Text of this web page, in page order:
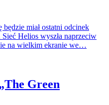
miał ostatni odcinek
Helios wyszła naprzeciw
na wielkim ekranie we…
Green